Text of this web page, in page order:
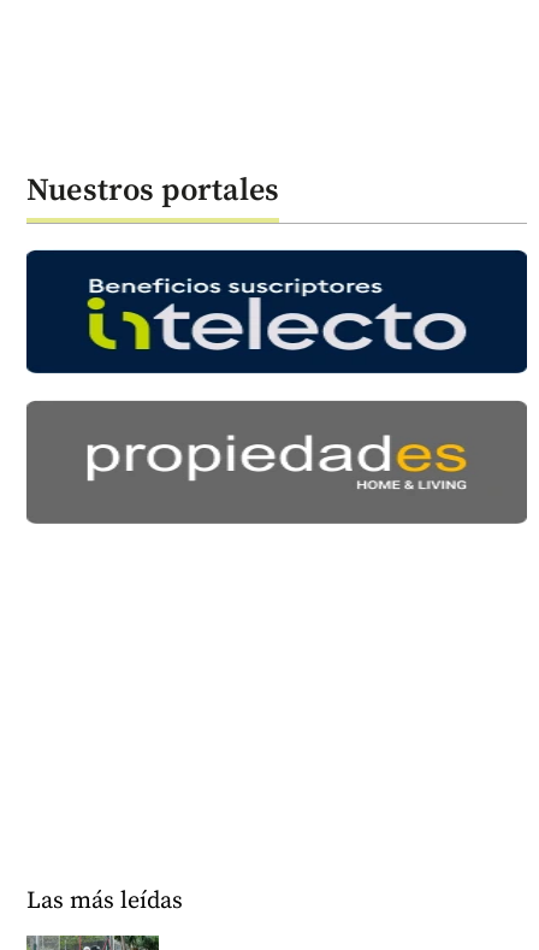
Nuestros portales
Las más leídas